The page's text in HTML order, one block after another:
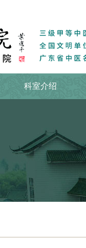
科室介绍